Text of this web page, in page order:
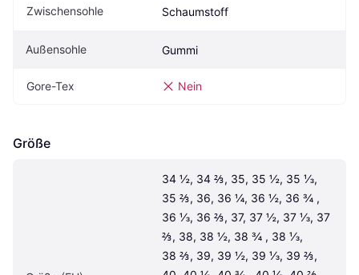
Zwischensohle Schaumstoff
Außensohle Gummi
Gore-Tex Nein
Größe
34 ½, 34 ⅔, 35, 35 ½, 35 ⅓,
35 ⅔, 36, 36 ¼, 36 ½, 36 ¾ ,
36 ⅓, 36 ⅔, 37, 37 ½, 37 ⅓, 37
⅔, 38, 38 ½, 38 ¾ , 38 ⅓,
38 ⅔, 39, 39 ½, 39 ⅓, 39 ⅔,